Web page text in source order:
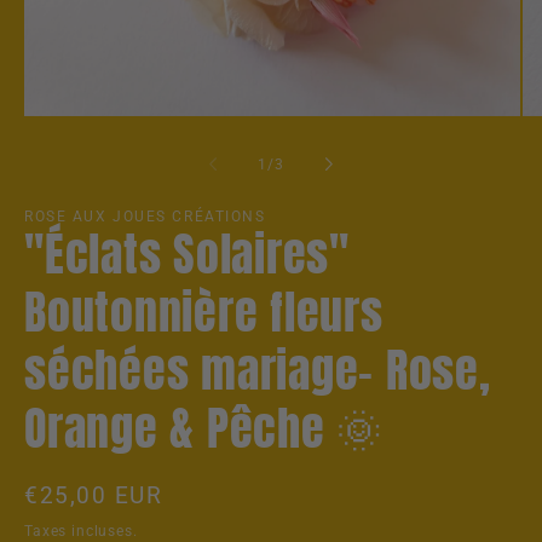
une
fenêtre
modale
1 /de
3
ROSE AUX JOUES CRÉATIONS
"Éclats Solaires"
Boutonnière fleurs
séchées mariage– Rose,
Orange & Pêche 🌞
Prix
habituel
€25,00 EUR
Taxes incluses.